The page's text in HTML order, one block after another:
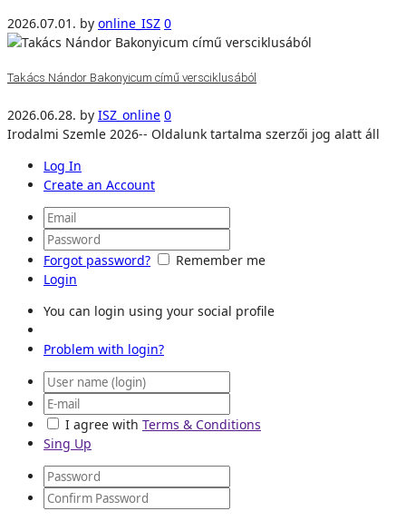
2026.07.01. by online_ISZ 0
Takács Nándor Bakonyicum című versciklusából
2026.06.28. by ISZ_online 0
Irodalmi Szemle 2026-- Oldalunk tartalma szerzői jog alatt áll
Log In
Create an Account
Forgot password?
Remember me
Login
You can login using your social profile
Problem with login?
I agree with Terms & Conditions
Sing Up